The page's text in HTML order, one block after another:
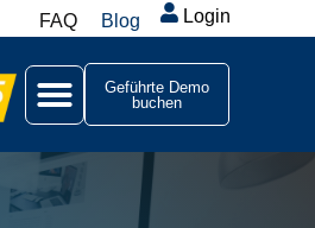
FAQ Blog Login
Geführte Demo
buchen